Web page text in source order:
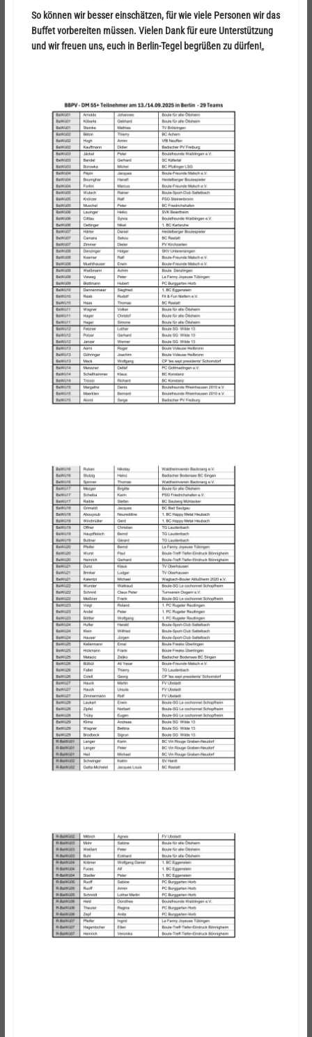
So können wir besser einschätzen, für wie viele Personen wir das
Buffet vorbereiten müssen. Vielen Dank für eure Unterstützung
und wir freuen uns, euch in Berlin-Tegel begrüßen zu dürfen!„